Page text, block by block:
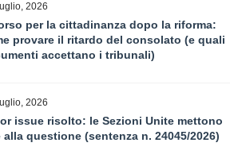
2026
per la cittadinanza dopo la riforma:
provare il ritardo del consolato (e quali
accettano i tribunali)
2026
issue risolto: le Sezioni Unite mettono
alla questione (sentenza n. 24045/2026)